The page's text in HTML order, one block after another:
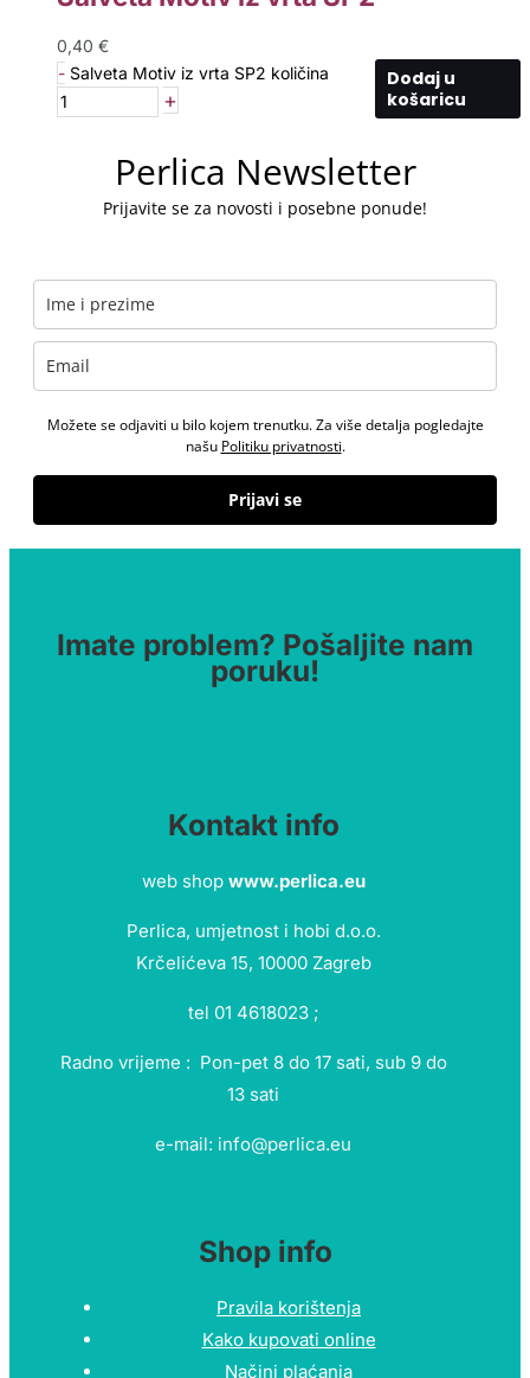
0,40 €
- Salveta Motiv iz vrta SP2 količina
+
Dodaj u
košaricu
Perlica Newsletter
Prijavite se za novosti i posebne ponude!
Možete se odjaviti u bilo kojem trenutku. Za više detalja pogledajte
našu Politiku privatnosti.
Prijavi se
Imate problem? Pošaljite nam
poruku!
Kontakt info
web shop www.perlica.eu
Perlica, umjetnost i hobi d.o.o.
Krčelićeva 15, 10000 Zagreb
tel 01 4618023 ;
Radno vrijeme : Pon-pet 8 do 17 sati, sub 9 do
13 sati
e-mail: info@perlica.eu
Shop info
Pravila korištenja
Kako kupovati online
Načini plaćanja